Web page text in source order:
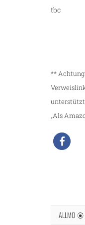
tbc
**
unterstützt
„Als
ALLMO